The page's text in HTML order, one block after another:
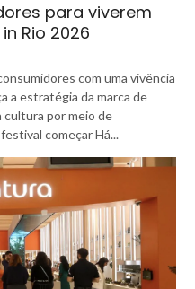
para viverem
Rio 2026
com uma vivência
a estratégia da marca de
cultura por meio de
começar Há...